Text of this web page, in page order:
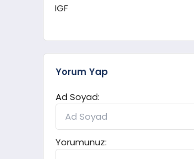
IGF
Yorum Yap
Ad Soyad:
Yorumunuz: